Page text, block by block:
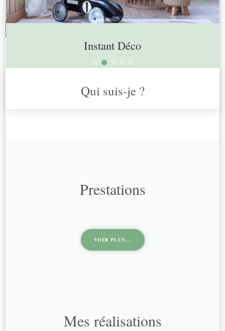
Instant Déco
Qui suis-je ?
Prestations
VOIR PLUS...
Mes réalisations